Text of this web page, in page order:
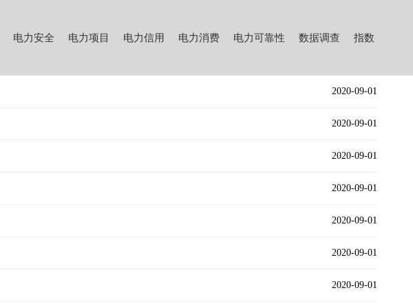
电力安全 电力项目 电力信用 电力消费 电力可靠性 数据调查 指数
2020-09-01
2020-09-01
2020-09-01
2020-09-01
2020-09-01
2020-09-01
2020-09-01